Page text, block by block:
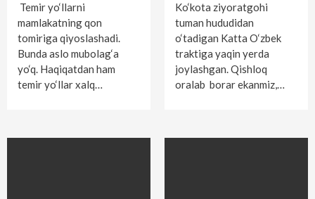
Temir yo‘llarni
mamlakatning qon
tomiriga qiyoslashadi.
Bunda aslo mubolag‘a
yo‘q. Haqiqatdan ham
temir yo‘llar xalq…
Ko‘kota ziyoratgohi
tuman hududidan
o‘tadigan Katta O‘zbek
traktiga yaqin yerda
joylashgan. Qishloq
oralab borar ekanmiz,…